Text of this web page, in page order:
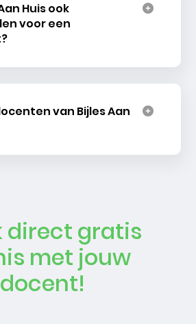
Huis ook
voor een
van Bijles Aan
direct gratis
met jouw
docent!